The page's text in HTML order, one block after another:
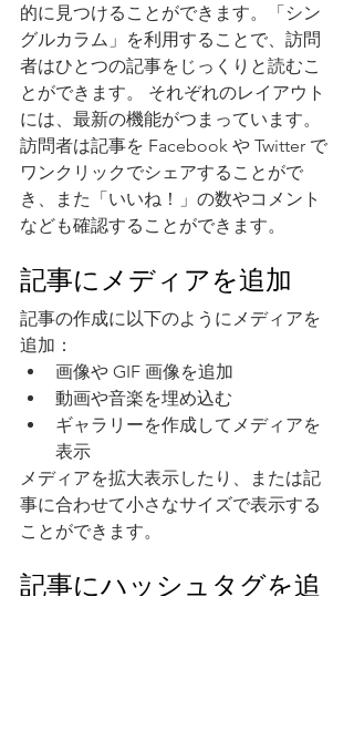
的に見つけることができます。「シン
グルカラム」を利用することで、訪問
者はひとつの記事をじっくりと読むこ
とができます。 それぞれのレイアウト
には、最新の機能がつまっています。
訪問者は記事を Facebook や Twitter で
ワンクリックでシェアすることがで
き、また「いいね！」の数やコメント
なども確認することができます。
記事にメディアを追加
記事の作成に以下のようにメディアを
追加：
画像や GIF 画像を追加
動画や音楽を埋め込む
ギャラリーを作成してメディアを
表示
メディアを拡大表示したり、または記
事に合わせて小さなサイズで表示する
ことができます。
記事にハッシュタグを追